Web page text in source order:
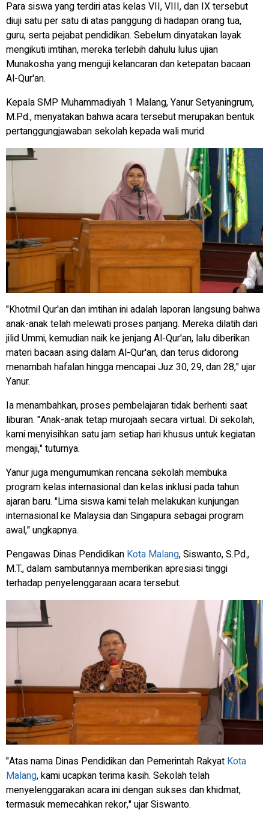
Para siswa yang terdiri atas kelas VII, VIII, dan IX tersebut
diuji satu per satu di atas panggung di hadapan orang tua,
guru, serta pejabat pendidikan. Sebelum dinyatakan layak
mengikuti imtihan, mereka terlebih dahulu lulus ujian
Munakosha yang menguji kelancaran dan ketepatan bacaan
Al-Qur'an.
Kepala SMP Muhammadiyah 1 Malang, Yanur Setyaningrum,
M.Pd., menyatakan bahwa acara tersebut merupakan bentuk
pertanggungjawaban sekolah kepada wali murid.
"Khotmil Qur'an dan imtihan ini adalah laporan langsung bahwa
anak-anak telah melewati proses panjang. Mereka dilatih dari
jilid Ummi, kemudian naik ke jenjang Al-Qur'an, lalu diberikan
materi bacaan asing dalam Al-Qur'an, dan terus didorong
menambah hafalan hingga mencapai Juz 30, 29, dan 28," ujar
Yanur.
Ia menambahkan, proses pembelajaran tidak berhenti saat
liburan. "Anak-anak tetap murojaah secara virtual. Di sekolah,
kami menyisihkan satu jam setiap hari khusus untuk kegiatan
mengaji," tuturnya.
Yanur juga mengumumkan rencana sekolah membuka
program kelas internasional dan kelas inklusi pada tahun
ajaran baru. "Lima siswa kami telah melakukan kunjungan
internasional ke Malaysia dan Singapura sebagai program
awal," ungkapnya.
Pengawas Dinas Pendidikan Kota Malang, Siswanto, S.Pd.,
M.T., dalam sambutannya memberikan apresiasi tinggi
terhadap penyelenggaraan acara tersebut.
"Atas nama Dinas Pendidikan dan Pemerintah Rakyat Kota
Malang, kami ucapkan terima kasih. Sekolah telah
menyelenggarakan acara ini dengan sukses dan khidmat,
termasuk memecahkan rekor," ujar Siswanto.